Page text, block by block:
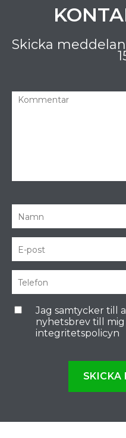
Skicka
Jag samtycker till
nyhetsbrev till
integritetspolicyn
SKICKA